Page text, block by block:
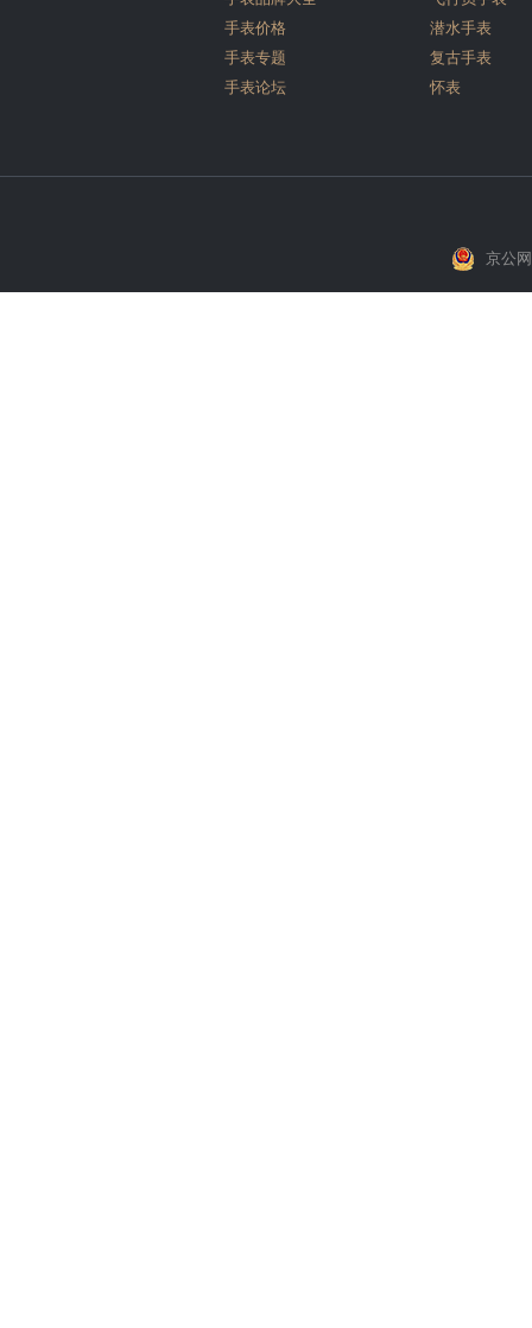
手表价格
手表专题
手表论坛
潜水手表
复古手表
怀表
京公